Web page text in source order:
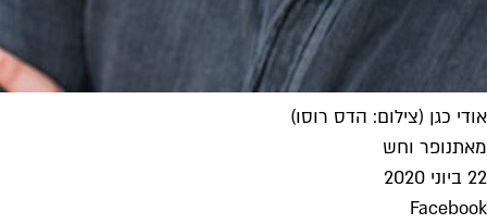
אודי כגן (צילום: הדס רוסו)
מאתנופר וחש
22 ביוני 2020
Facebook